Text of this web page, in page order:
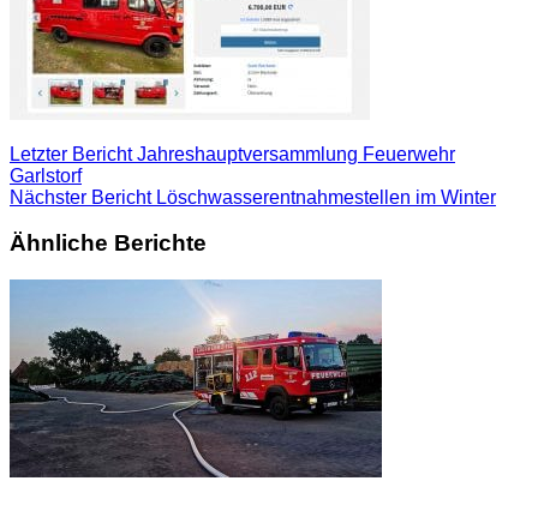
Letzter BerichtJahreshauptversammlung Feuerwehr
Garlstorf
Nächster BerichtLöschwasserentnahmestellen im Winter
Ähnliche Berichte